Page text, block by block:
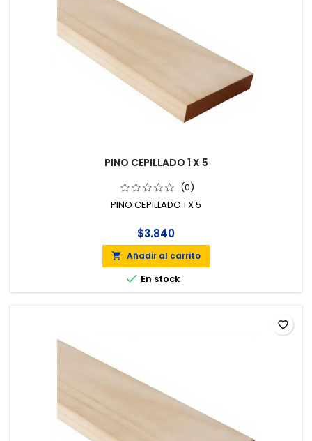
PINO CEPILLADO 1 X 5
(0)
PINO CEPILLADO 1 X 5
$3.840
 Añadir al carrito
 En stock
favorite_border